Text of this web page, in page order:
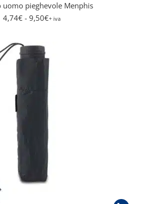
pieghevole Menphis
4,74€- 9,50€+ iva